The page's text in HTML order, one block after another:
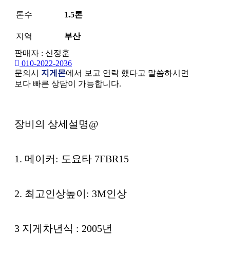
톤수 1.5톤
지역
부산
판매자 : 신정훈
010-2022-2036
문의시 지게몬에서 보고 연락 했다고 말씀하시면
보다 빠른 상담이 가능합니다.
본문
장비의 상세설명@
1. 메이커: 도요타 7FBR15
2. 최고인상높이: 3M인상
3 지게차년식 : 2005년